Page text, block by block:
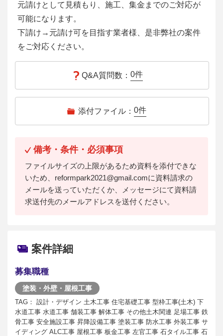
元請けとして見積もり、施工、集金までのご対応が
可能になります。
下請け→元請け可を目指す業者様、是非弊社の案件
をご対応ください。
Q&A質問数： 0件
添付ファイル： 0件
備考・条件・必須事項
ファイルサイズの上限があるため資料を添付できな
いため、reformpark2021@gmail.comに資料請求の
メールを送っていただくか、メッセージにて資料請
求送付先のメールアドレスを送付ください。
案件詳細
募集職種
塗装・外壁・屋根工事
TAG： 設計・デザイン 土木工事 住宅基礎工事 型枠工事(土木) 下
水道工事 水道工事 舗装工事 解体工事 その他土木関連 足場工事 鉄
骨工事 安全施設工事 昇降設備工事 塗装工事 防水工事 外装工事 サ
イディング ALC工事 屋根工事 板金工事 左官工事 石タイル工事 石